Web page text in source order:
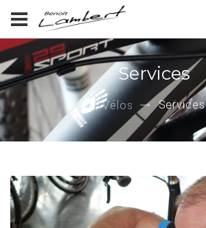
Services
Vélos Services